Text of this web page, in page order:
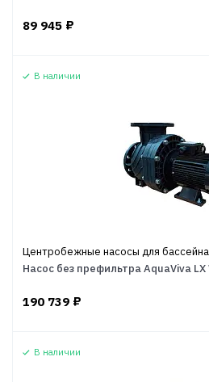
89 945 ₽
В наличии
Центробежные насосы для
Насос без префильтра AquaViva LX
190 739 ₽
В наличии